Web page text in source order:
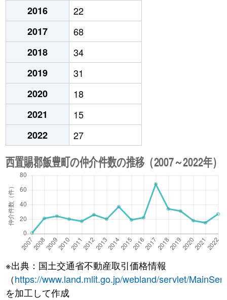
2016
22
2017
68
2018
34
2019
31
2020
18
2021
15
2022
27
※出典：国土交通省不動産取引価格情報
（https://www.land.mlit.go.jp/webland/servlet/
を加工して作成